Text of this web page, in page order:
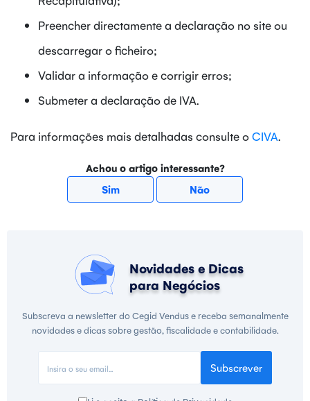
Preencher directamente a declaração no site ou
descarregar o ficheiro;
Validar a informação e corrigir erros;
Submeter a declaração de IVA.
Para informações mais detalhadas consulte oCIVA.
Achou o artigo interessante?
Sim
Não
Novidades e Dicas
para Negócios
Subscreva a newsletter do Cegid Vendus e receba semanalmente
novidades e dicas sobre gestão, fiscalidade e contabilidade.
Subscrever